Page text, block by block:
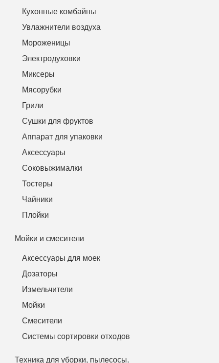
Кухонные комбайны
Увлажнители воздуха
Мороженицы
Электродуховки
Миксеры
Мясорубки
Грили
Сушки для фруктов
Аппарат для упаковки
Аксессуары
Соковыжималки
Тостеры
Чайники
Плойки
Мойки и смесители
Аксессуары для моек
Дозаторы
Измельчители
Мойки
Смесители
Системы сортировки отходов
Техника для уборки, пылесосы.